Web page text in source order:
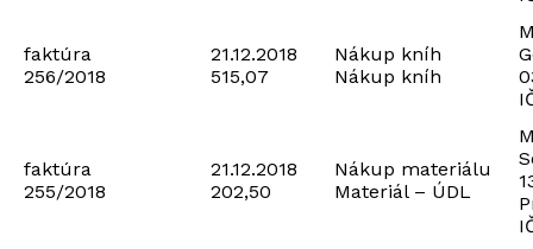
faktúra
256/2018
21.12.2018
515,07
Nákup kníh
Nákup kníh
faktúra
255/2018
21.12.2018
202,50
Nákup materiálu
Materiál – ÚDL